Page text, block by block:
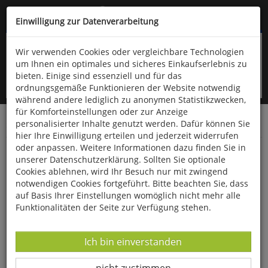
Kompletten Head der Seite überspringen
oder (06766) 9323-960
Startseite Bücher Gesundheit
Füße gut, alles gut
Einwilligung zur Datenverarbeitung
Wir verwenden Cookies oder vergleichbare Technologien
um Ihnen ein optimales und sicheres Einkaufserlebnis zu
bieten. Einige sind essenziell und für das
ordnungsgemäße Funktionieren der Website notwendig
während andere lediglich zu anonymen Statistikzwecken,
für Komforteinstellungen oder zur Anzeige
personalisierter Inhalte genutzt werden. Dafür können Sie
hier Ihre Einwilligung erteilen und jederzeit widerrufen
oder anpassen. Weitere Informationen dazu finden Sie in
unserer Datenschutzerklärung. Sollten Sie optionale
Cookies ablehnen, wird Ihr Besuch nur mit zwingend
notwendigen Cookies fortgeführt. Bitte beachten Sie, dass
auf Basis Ihrer Einstellungen womöglich nicht mehr alle
Funktionalitäten der Seite zur Verfügung stehen.
Datenverarbeitung -
Ich bin einverstanden